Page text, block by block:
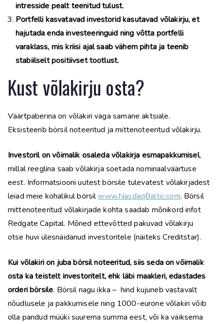
intresside pealt teenitud tulust.
Portfelli kasvatavad investorid kasutavad võlakirju, et
hajutada enda investeeringuid ning võtta portfelli
varaklass, mis kriisi ajal saab vähem pihta ja teenib
stabiilselt positiivset tootlust.
Kust võlakirju osta?
Väärtpaberina on võlakiri väga sarnane aktsiale.
Eksisteerib börsil noteeritud ja mittenoteeritud võlakirju.
Investoril on võimalik osaleda võlakirja esmapakkumisel,
millal reeglina saab võlakirja soetada nominaalväärtuse
eest. Informatsiooni uutest börsile tulevatest võlakirjadest
leiad meie kohalikul börsilwww.NasdaqBaltic.com. Börsil
mittenoteeritud võlakirjade kohta saadab mõnikord infot
Redgate Capital. Mõned ettevõtted pakuvad võlakirju
otse huvi ülesnäidanud investoritele (näiteks Creditstar).
Kui võlakiri on juba börsil noteeritud, siis seda on võimalik
osta ka teistelt investoritelt, ehk läbi maakleri, edastades
orderi börsile. Börsil nagu ikka – hind kujuneb vastavalt
nõudlusele ja pakkumisele ning 1000-eurone võlakiri võib
olla pandud müüki suurema summa eest, või ka väiksema